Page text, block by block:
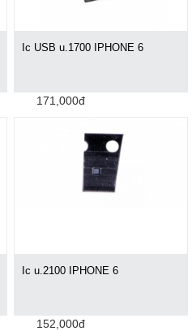
Ic USB u.1700 IPHONE 6
171,000đ
Ic u.2100 IPHONE 6
152,000đ